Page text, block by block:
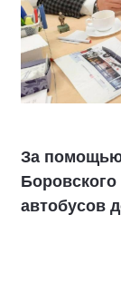
За помощью
Боровского
автобусов